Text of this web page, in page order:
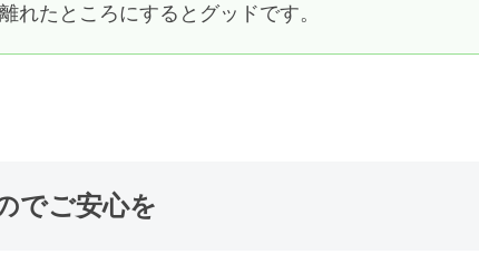
れたところにするとグッドです。
でご安心を